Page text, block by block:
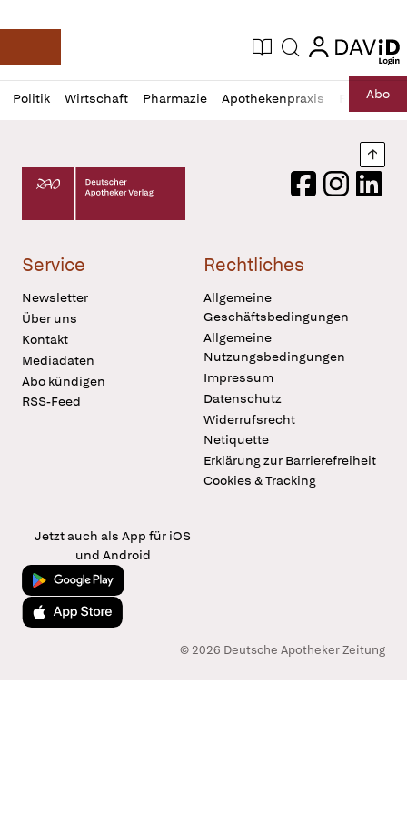
Deutsche Apotheker Zeitung
Aktuelle Ausgabe
Suche login
login
Politik Wirtschaft Pharmazie Apothekenpraxis RechtAbo
Profil
öffnen
Daz
Pur
Deutscher Apotheker Verlag Logo
FacebookInstagram
Service
Newsletter
Über uns
Kontakt
Mediadaten
Abo kündigen
RSS-Feed
Rechtliches
Allgemeine
Geschäftsbedingungen
Allgemeine
Nutzungsbedingungen
Impressum
Datenschutz
Widerrufsrecht
Netiquette
Erklärung zur Barrierefreiheit
Cookies & Tracking
Jetzt auch als App für iOS
und Android
Jetzt bei Google Play
Laden im App Store
© 2026 Deutsche Apotheker Zeitung